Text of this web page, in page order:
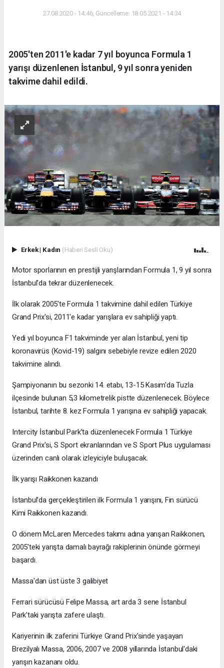
27.08.2020 - 14:46, Güncelleme: 18.05.2021 - 14:34
2005'ten 2011'e kadar 7 yıl boyunca Formula 1
yarışı düzenlenen İstanbul, 9 yıl sonra yeniden
takvime dahil edildi.
Erkek| Kadın (Haberi Sesli Oku)
Motor sporlarının en prestijli yarışlarından Formula 1, 9 yıl sonra
İstanbul'da tekrar düzenlenecek.
İlk olarak 2005'te Formula 1 takvimine dahil edilen Türkiye
Grand Prix'si, 2011'e kadar yarışlara ev sahipliği yaptı.
Yedi yıl boyunca F1 takviminde yer alan İstanbul, yeni tip
koronavirüs (Kovid-19) salgını sebebiyle revize edilen 2020
takvimine alındı.
Şampiyonanın bu sezonki 14. etabı, 13-15 Kasım'da Tuzla
ilçesinde bulunan 5,3 kilometrelik pistte düzenlenecek. Böylece
İstanbul, tarihte 8. kez Formula 1 yarışına ev sahipliği yapacak.
Intercity İstanbul Park’ta düzenlenecek Formula 1 Türkiye
Grand Prix'si, S Sport ekranlarından ve S Sport Plus uygulaması
üzerinden canlı olarak izleyiciyle buluşacak.
İlk yarışı Raikkonen kazandı
İstanbul'da gerçekleştirilen ilk Formula 1 yarışını, Fin sürücü
Kimi Raikkonen kazandı.
O dönem McLaren Mercedes takımı adına yarışan Raikkonen,
2005'teki yarışta damalı bayrağı rakiplerinin önünde görmeyi
başardı.
Massa'dan üst üste 3 galibiyet
Ferrari sürücüsü Felipe Massa, art arda 3 sene İstanbul
Park'taki yarışta zafere ulaştı.
Kariyerinin ilk zaferini Türkiye Grand Prix'sinde yaşayan
Brezilyalı Massa, 2006, 2007 ve 2008 yıllarında İstanbul'daki
yarışın kazananı oldu.